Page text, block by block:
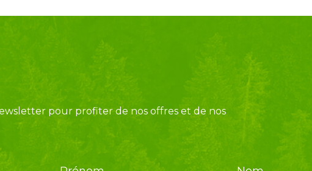
pour profiter de nos offres et de nos